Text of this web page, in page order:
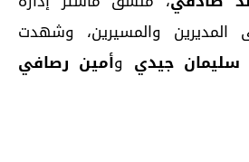
المديرين والمسيرين، وشهدت
سليمان جيدي وأمين رصافي